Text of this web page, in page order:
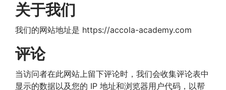
关于我们
我们的网站地址是 https://accola-academy.com
评论
当访问者在此网站上留下评论时，我们会收集评论表中
显示的数据以及您的 IP 地址和浏览器用户代码，以帮